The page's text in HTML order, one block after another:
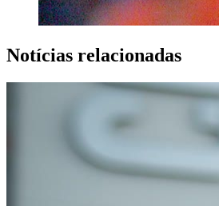
Notícias relacionadas